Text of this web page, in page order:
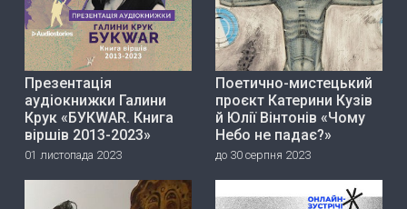
Презентація
аудіокнижки Галини
Крук «БУКWAR. Книга
віршів 2013-2023»
01 листопада 2023
Поетично-мистецький
проєкт Катерини Кузів
й Юлії Вінтонів «Чому
Небо не падає?»
до 30 серпня 2023